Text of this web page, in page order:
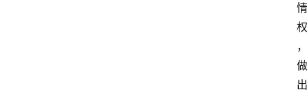
情
权
，
做
出